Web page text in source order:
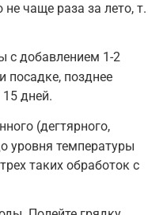
чаще раза за лето, т.
с добавлением 1-2
посадке, позднее
дней.
(дегтярного,
уровня температуры
таких обработок с